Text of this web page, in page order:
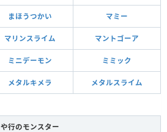
まほうつかい マミー
マリンスライム マントゴーア
ミニデーモン ミミック
メタルキメラ メタルスライム
や行のモンスター